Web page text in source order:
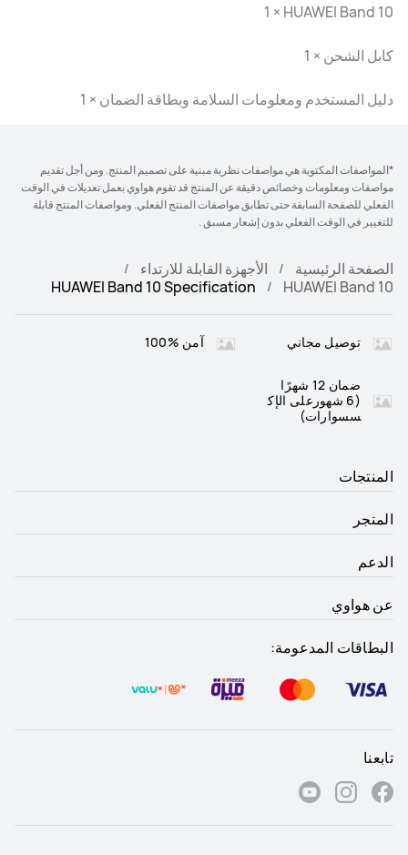
HUAWEI Band 10 ‏× 1
كابل الشحن × 1
دليل المستخدم ومعلومات السلامة وبطاقة الضمان × 1
*المواصفات المكتوبة هي مواصفات نظرية مبنية على تصميم المنتج. ومن أجل تقديم
مواصفات ومعلومات وخصائص دقيقة عن المنتج قد تقوم هواوي بعمل تعديلات في الوقت
الفعلي للصفحة السابقة حتى تطابق مواصفات المنتج الفعلي. ومواصفات المنتج قابلة
للتغيير في الوقت الفعلي بدون إشعار مسبق .
الصفحة الرئيسية
الأجهزة القابلة للارتداء
HUAWEI Band 10
HUAWEI Band 10 Specification
توصيل مجاني آمن %100
ضمان 12 شهرًا
(6 شهورعلى الإك
سسوارات)
المنتجات
المتجر
الدعم
عن هواوي
البطاقات المدعومة:
تابعنا